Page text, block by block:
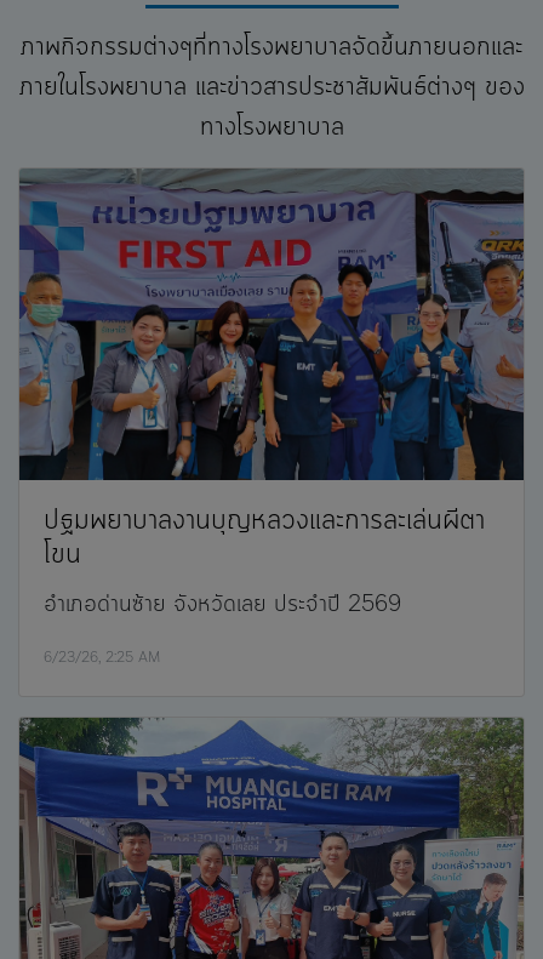
ภาพกิจกรรมต่างๆที่ทางโรงพยาบาลจัดขึ้นภายนอกและ
ภายในโรงพยาบาล และข่าวสารประชาสัมพันธ์ต่างๆ ของ
ทางโรงพยาบาล
ปฐมพยาบาลงานบุญหลวงและการละเล่นผีตา
โขน
อำเภอด่านซ้าย จังหวัดเลย ประจำปี 2569
6/23/26, 2:25 AM